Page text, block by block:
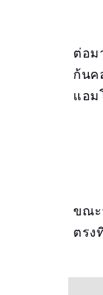
ต่อม
ก้นค
แอม
ขณะ
ตรง